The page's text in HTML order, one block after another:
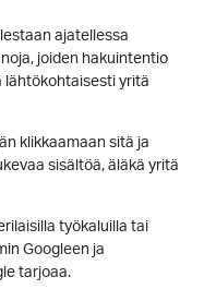
ajatellessa
joiden hakuintentio
lähtökohtaisesti yritä
klikkaamaan sitä ja
sisältöä, äläkä yritä
työkaluilla tai
Googleen ja
tarjoaa.